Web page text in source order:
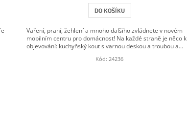
DO KOŠÍKU
Vaření, praní, žehlení a mnoho dalšího zvládnete v novém
mobilním centru pro domácnost! Na každé straně je něco k
objevování: kuchyňský kout s varnou deskou a troubou a...
Kód: 24236